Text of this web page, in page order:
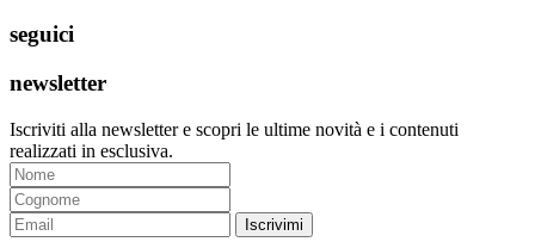
seguici
newsletter
Iscriviti alla newsletter e scopri le ultime novità e i contenuti
realizzati in esclusiva.
Iscrivimi